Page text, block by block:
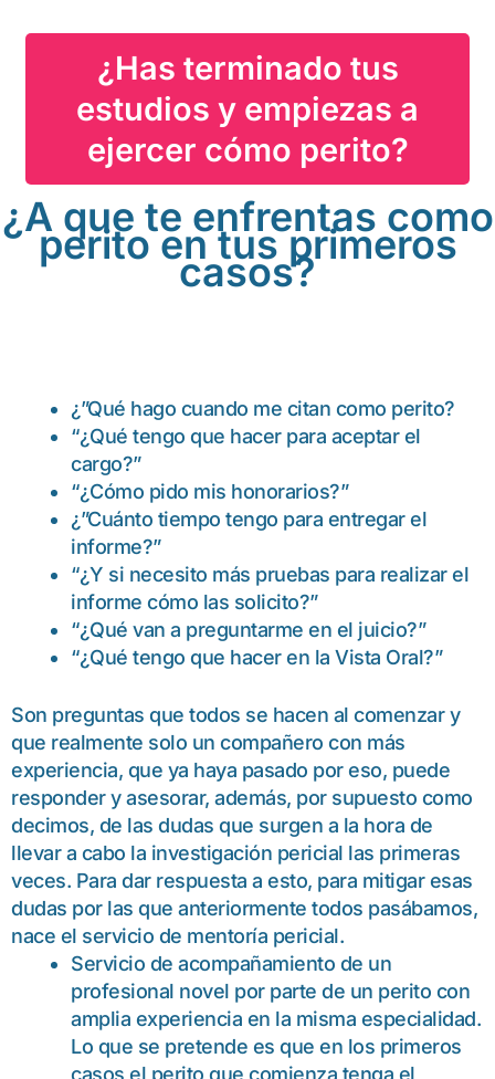
¿Has terminado tus
estudios y empiezas a
ejercer cómo perito?
¿A que te enfrentas como
perito en tus primeros
casos?
¿”Qué hago cuando me citan como perito?
“¿Qué tengo que hacer para aceptar el
cargo?”
“¿Cómo pido mis honorarios?”
¿”Cuánto tiempo tengo para entregar el
informe?”
“¿Y si necesito más pruebas para realizar el
informe cómo las solicito?”
“¿Qué van a preguntarme en el juicio?”
“¿Qué tengo que hacer en la Vista Oral?”
Son preguntas que todos se hacen al comenzar y
que realmente solo un compañero con más
experiencia, que ya haya pasado por eso, puede
responder y asesorar, además, por supuesto como
decimos, de las dudas que surgen a la hora de
llevar a cabo la investigación pericial las primeras
veces. Para dar respuesta a esto, para mitigar esas
dudas por las que anteriormente todos pasábamos,
nace el servicio de mentoría pericial.
Servicio de acompañamiento de un
profesional novel por parte de un perito con
amplia experiencia en la misma especialidad.
Lo que se pretende es que en los primeros
casos el perito que comienza tenga el